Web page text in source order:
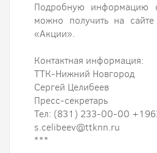
Подробную информацию
можно получить на
«Акции».
Контактная информация:
ТТК-Нижний Новгород
Сергей Целибеев
Пресс-секретарь
Тел: (831) 233-00-00
s.celibeev@ttknn.ru
***